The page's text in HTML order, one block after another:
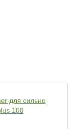
для сильно
100